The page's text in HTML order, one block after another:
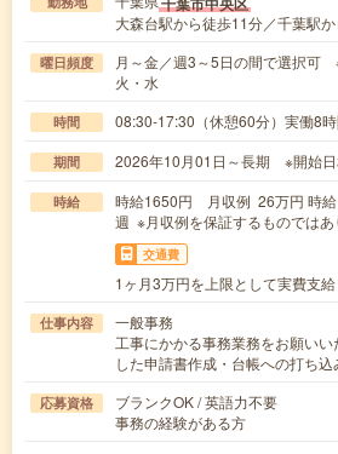
大森台駅から徒歩11分／千葉駅
曜日頻度
月～金／週3～5日の間で選択可
火・水
時間 08:30-17:30（休憩60分）実働8時
期間 2026年10月01日～長期 ※開始
時給
時給1650円 月収例 26万円 時
週 ※月収例を保証するものではあ
交通費
1ヶ月3万円を上限として実費支給
仕事内容
一般事務
工事にかかる事務業務をお願い
した申請書作成・台帳への打ち
応募資格
ブランクOK / 英語力不要
事務の経験がある方